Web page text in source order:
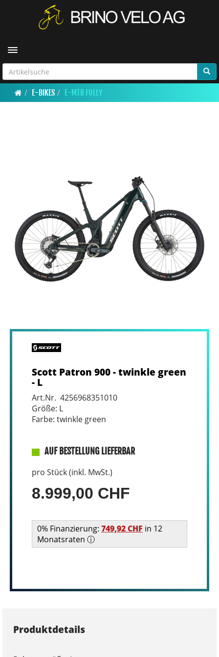
Toggle navigation
E-BIKES E-MTB FULLY
Scott Patron 900 - twinkle green
- L
Art.Nr. 4256968351010
Größe: L
Farbe: twinkle green
AUF BESTELLUNG LIEFERBAR
pro Stück (inkl. MwSt.)
8.999,00 CHF
0% Finanzierung: 749,92 CHF in 12
Monatsraten ⓘ
Produktdetails